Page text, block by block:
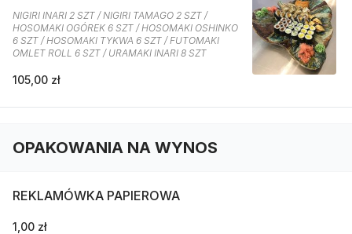
NIGIRI INARI 2 SZT / NIGIRI TAMAGO 2 SZT /
HOSOMAKI OGÓREK 6 SZT / HOSOMAKI OSHINKO
6 SZT / HOSOMAKI TYKWA 6 SZT / FUTOMAKI
OMLET ROLL 6 SZT / URAMAKI INARI 8 SZT
105,00 zł
OPAKOWANIA NA WYNOS
REKLAMÓWKA PAPIEROWA
1,00 zł